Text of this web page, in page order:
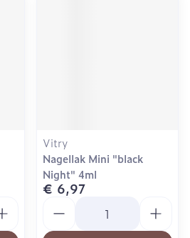
Vitry
Nagellak Mini "black
Night" 4ml
€ 6,97